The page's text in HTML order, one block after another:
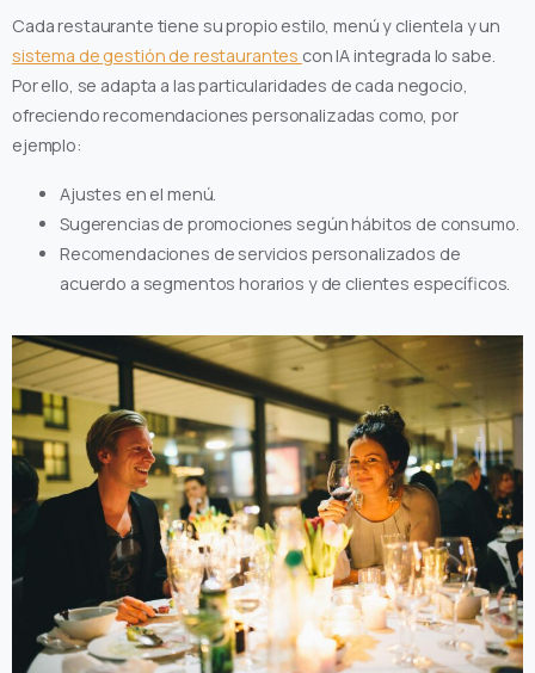
Cada restaurante tiene su propio estilo, menú y clientela y un
sistema de gestión de restaurantes con IA integrada lo sabe.
Por ello, se adapta a las particularidades de cada negocio,
ofreciendo recomendaciones personalizadas como, por
ejemplo:
Ajustes en el menú.
Sugerencias de promociones según hábitos de consumo.
Recomendaciones de servicios personalizados de
acuerdo a segmentos horarios y de clientes específicos.